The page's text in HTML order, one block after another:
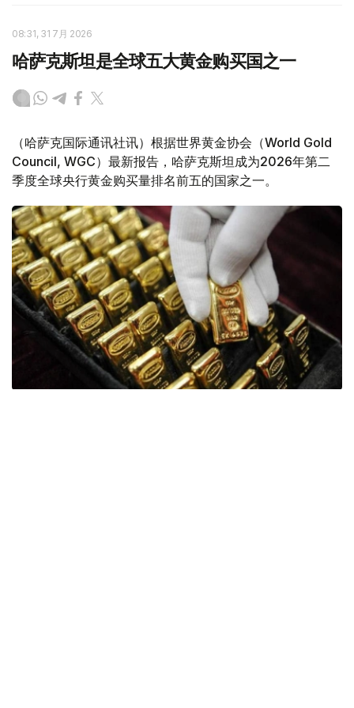
08:31, 31 7月 2026
哈萨克斯坦是全球五大黄金购买国之一
（哈萨克国际通讯社讯）根据世界黄金协会（World Gold
Council, WGC）最新报告，哈萨克斯坦成为2026年第二
季度全球央行黄金购买量排名前五的国家之一。